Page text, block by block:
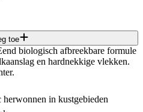
toe
biologisch afbreekbare formule
en hardnekkige vlekken.
in kustgebieden